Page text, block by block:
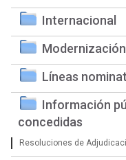
Internacional
Líneas
Información
concedidas
Resoluciones de